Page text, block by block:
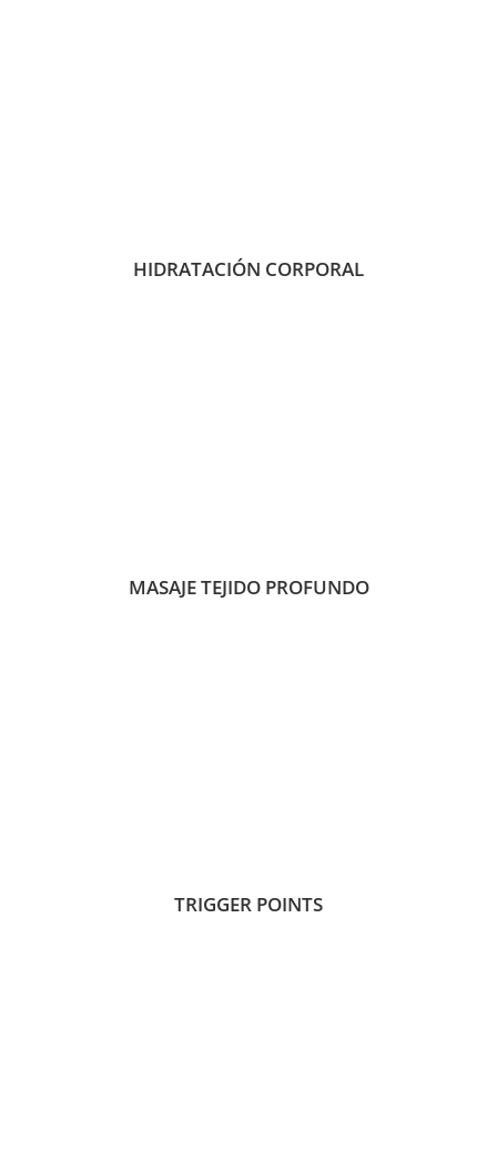
HIDRATACIÓN CORPORAL
MASAJE TEJIDO PROFUNDO
TRIGGER POINTS